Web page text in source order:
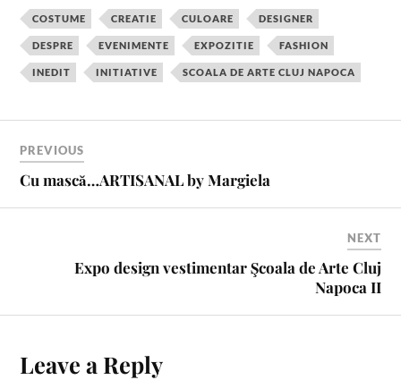
c
e
b
o
k
n
t
e
r
s
t
i
t
t
e
m
b
l
r
i
l
a
r
e
COSTUME CREATIE CULOARE DESIGNER
DESPRE EVENIMENTE EXPOZITIE FASHION
INEDIT INITIATIVE SCOALA DE ARTE CLUJ NAPOCA
PREVIOUS
Cu mască…ARTISANAL by Margiela
NEXT
Expo design vestimentar Şcoala de Arte Cluj
Napoca II
Leave a Reply